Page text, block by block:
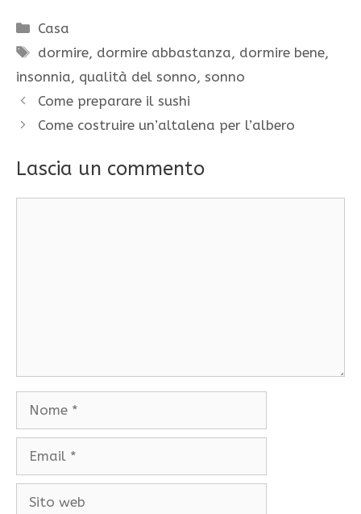
Categorie
Casa
Tag
dormire, dormire abbastanza, dormire bene,
insonnia, qualità del sonno, sonno
Come preparare il sushi
Come costruire un’altalena per l’albero
Lascia un commento
Nome
Email
Sito